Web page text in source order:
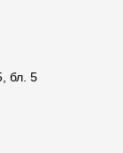
бл. 5